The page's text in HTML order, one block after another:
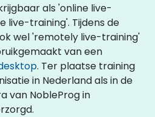
als 'online live-
live-training'. Tijdens de
wel 'remotely live-training'
van een
. Ter plaatse training
in Nederland als in de
van NobleProg in